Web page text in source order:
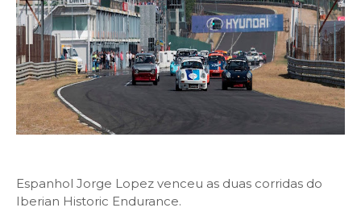
Espanhol Jorge Lopez venceu as duas corridas do
Iberian Historic Endurance.